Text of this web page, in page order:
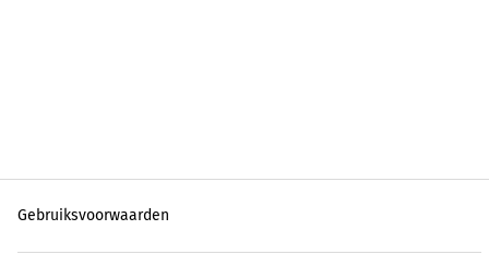
Gebruiksvoorwaarden